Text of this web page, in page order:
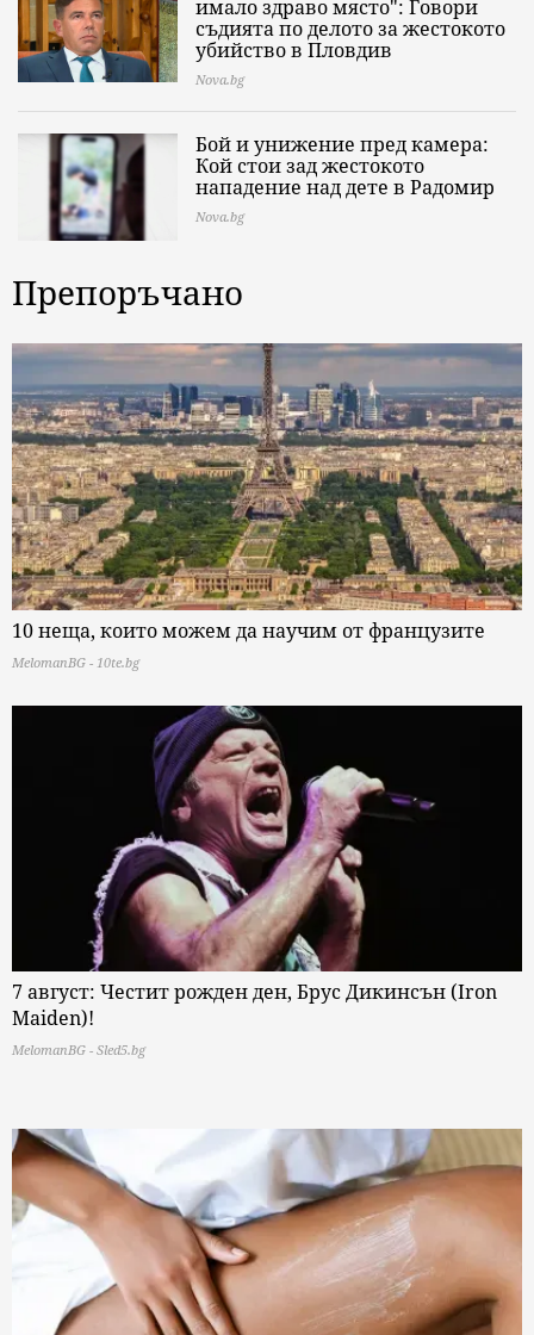
имало здраво място": Говори
съдията по делото за жестокото
убийство в Пловдив
Nova.bg
Бой и унижение пред камера:
Кой стои зад жестокото
нападение над дете в Радомир
Nova.bg
Препоръчано
10 неща, които можем да научим от французите
MelomanBG - 10te.bg
7 август: Честит рожден ден, Брус Дикинсън (Iron
Maiden)!
MelomanBG - Sled5.bg